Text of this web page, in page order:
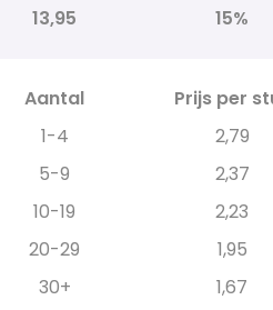
13,95
15%
Aantal Prijs per
1-4
2,79
5-9
2,37
10-19
2,23
20-29
1,95
30+
1,67